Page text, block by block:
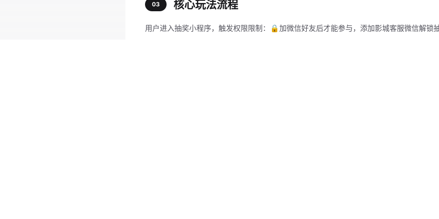
03 核心玩法流程
用户进入抽奖小程序，触发权限限制：🔒加微信好友后才能参与，添加影城客服微信解锁抽